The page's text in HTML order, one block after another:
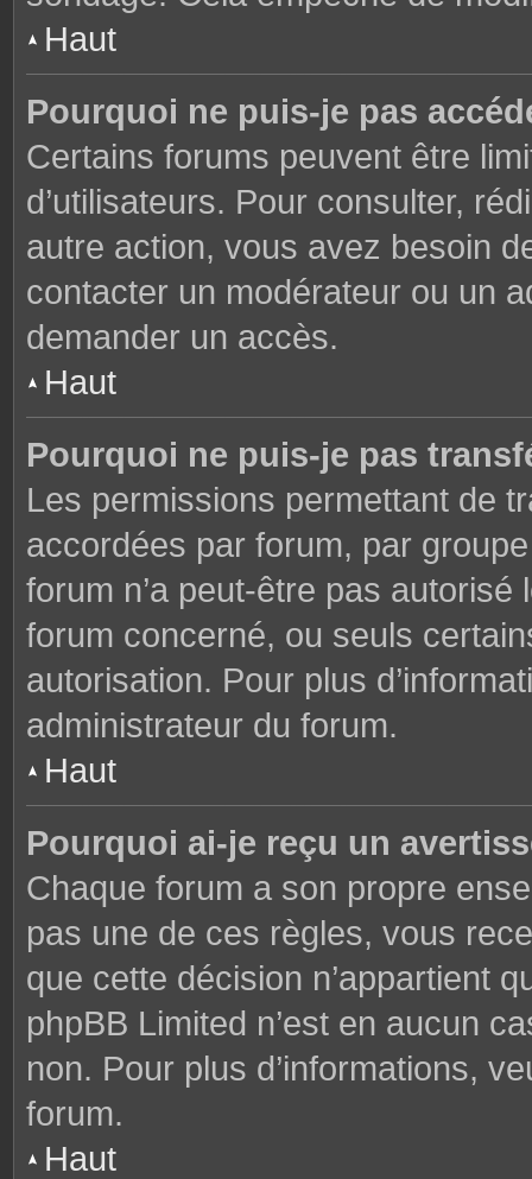
Haut
Pourquoi ne puis-je pas
Certains forums peuvent être
d’utilisateurs. Pour consulter,
autre action, vous avez besoin
contacter un modérateur ou un
demander un accès.
Haut
Pourquoi ne puis-je pas
Les permissions permettant de
accordées par forum, par
forum n’a peut-être pas
forum concerné, ou seuls
autorisation. Pour plus
administrateur du forum.
Haut
Pourquoi ai-je reçu un
Chaque forum a son propre
pas une de ces règles, vous
que cette décision n’appartient
phpBB Limited n’est en aucun
non. Pour plus d’informations,
forum.
Haut